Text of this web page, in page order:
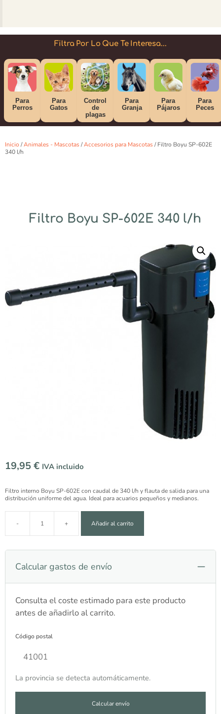
Filtra Por Lo Que Te Interesa...
Para
Perros
Para
Gatos
Control
de
plagas
Para
Granja
Para
Pájaros
Para
Peces
Inicio /Animales - Mascotas/Accesorios para Mascotas/ Filtro Boyu SP-602E
340 l/h
Filtro Boyu SP-602E 340 l/h
19,95€ IVA incluido
Filtro interno Boyu SP-602E con caudal de 340 l/h y flauta de salida para una
distribución uniforme del agua. Ideal para acuarios pequeños y medianos.
- Filtro Boyu SP-602E 340 l/h cantidad
+ Añadir al carrito
Calcular gastos de envío
Consulta el coste estimado para este producto
antes de añadirlo al carrito.
Código postal
La provincia se detecta automáticamente.
Calcular envío